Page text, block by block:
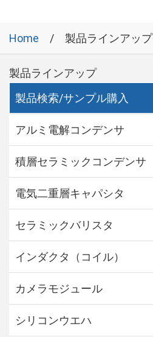
Home 製品ラインアップ
製品ラインアップ
製品検索/サンプル購入
アルミ電解コンデンサ
積層セラミックコンデンサ
電気二重層キャパシタ
セラミックバリスタ
インダクタ（コイル）
カメラモジュール
シリコンウエハ